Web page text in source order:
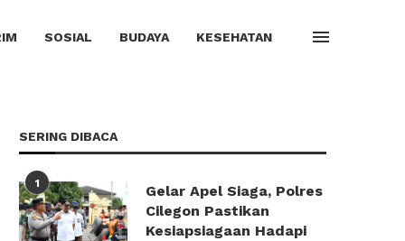
SOSIAL BUDAYA KESEHATAN
SERING DIBACA
1
Gelar Apel Siaga, Polres
Cilegon Pastikan
Kesiapsiagaan Hadapi